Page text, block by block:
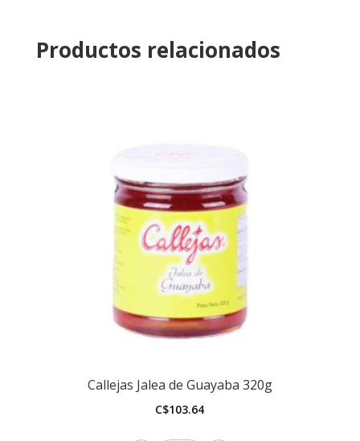
Productos relacionados
Callejas Jalea de Guayaba 320g
C$103.64